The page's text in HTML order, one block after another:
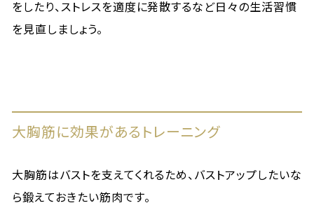
をしたり、ストレスを適度に発散するなど日々の生活習慣
を見直しましょう。
大胸筋に効果があるトレーニング
大胸筋はバストを支えてくれるため、バストアップしたいな
ら鍛えておきたい筋肉です。